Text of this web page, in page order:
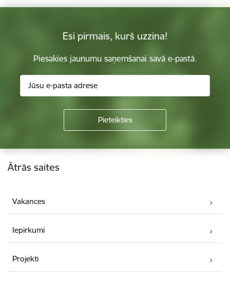
Esi pirmais, kurš uzzina!
Piesakies jaunumu saņemšanai savā e-pastā.
Kājene
Ātrās saites
Vakances
Iepirkumi
Projekti